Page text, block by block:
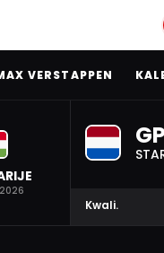
VERSTAPPEN
Kwali.